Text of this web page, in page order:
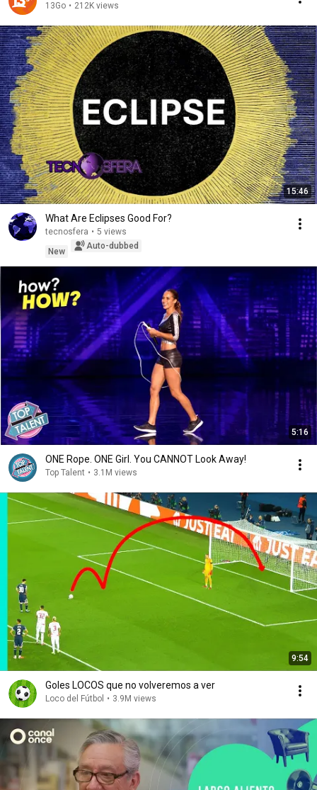
13Go • 212K views
15:46
What Are Eclipses Good For?
tecnosfera • 5 views
New
Auto-dubbed
5:16
ONE Rope. ONE Girl. You CANNOT Look Away!
Top Talent • 3.1M views
9:54
Goles LOCOS que no volveremos a ver
Loco del Fútbol • 3.9M views